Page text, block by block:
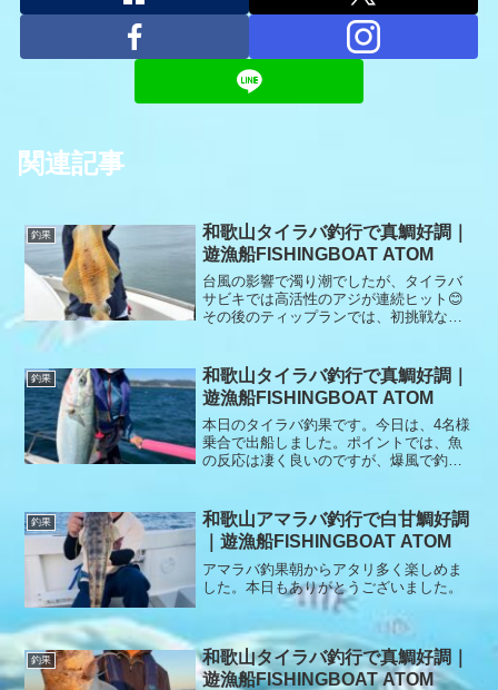
関連記事
釣果
和歌山タイラバ釣行で真鯛好調｜
遊漁船FISHINGBOAT ATOM
台風の影響で濁り潮でしたが、タイラバ
サビキでは高活性のアジが連続ヒット😊
その後のティップランでは、初挑戦なが
ました🙇‍♂️
釣果
和歌山タイラバ釣行で真鯛好調｜
遊漁船FISHINGBOAT ATOM
本日のタイラバ釣果です。今日は、4名様
乗合で出船しました。ポイントでは、魚
の反応は凄く良いのですが、爆風で釣り
撃沈しました。リベンジお待ちしていま
す。本日もありがとうございました。
釣果
和歌山アマラバ釣行で白甘鯛好調
｜遊漁船FISHINGBOAT ATOM
アマラバ釣果朝からアタリ多く楽しめま
した。本日もありがとうございました。
釣果
和歌山タイラバ釣行で真鯛好調｜
遊漁船FISHINGBOAT ATOM